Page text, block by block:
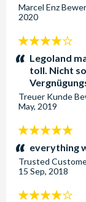
Marcel Enz
2020
4
Sterne:Legoland
toll. Nicht
Treuer Kunde
May, 2019
5
Sterne:everything
Trusted
15 Sep, 2018
4